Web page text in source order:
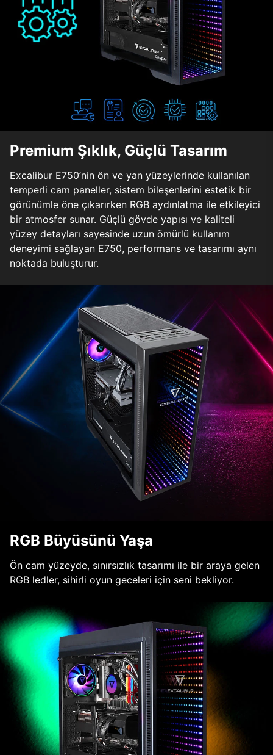
Premium Şıklık, Güçlü Tasarım
Excalibur E750’nin ön ve yan yüzeylerinde kullanılan
temperli cam paneller, sistem bileşenlerini estetik bir
görünümle öne çıkarırken RGB aydınlatma ile etkileyici
bir atmosfer sunar. Güçlü gövde yapısı ve kaliteli
yüzey detayları sayesinde uzun ömürlü kullanım
deneyimi sağlayan E750, performans ve tasarımı aynı
noktada buluşturur.
RGB Büyüsünü Yaşa
Ön cam yüzeyde, sınırsızlık tasarımı ile bir araya gelen
RGB ledler, sihirli oyun geceleri için seni bekliyor.